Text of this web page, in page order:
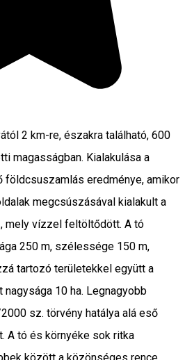
2 km-re, északra található, 600
magasságban. Kialakulása a
földcsuszamlás eredménye, amikor
megcsúszásával kialakult a
mely vízzel feltöltődött. A tó
250 m, szélessége 150 m,
tartozó területekkel együtt a
10 ha. Legnagyobb
sz. törvény hatálya alá eső
A tó és környéke sok ritka